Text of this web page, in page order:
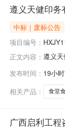
遵义天健印务
中标｜废标公告
项目编号：
正文内容： 遵义
人信
发布时间： 19小
相关产品：
食堂
广西启利工